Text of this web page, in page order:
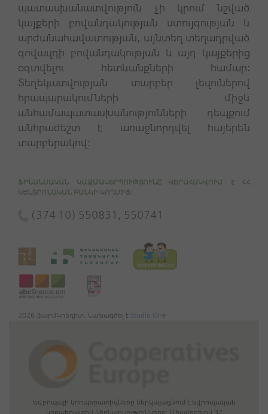
պատասխանատվություն չի կրում նշված
կայքերի բովանդակության ստույգության և
արժանահավատության, այնտեղ տեղադրված
գովազդի բովանդակության և այդ կայքերից
օգտվելու հետևանքների համար:
Տեղեկատվության տարբեր լեզուներով
հրապարակումների միջև
անհամապատասխանությունների դեպքում
անհրաժեշտ է առաջնորդվել հայերեն
տարբերակով:
ՖԻՆԱՆՍԱԿԱՆ ԿԱԶՄԱԿԵՐՊՈՒԹՅՈՒՆԸ ՎԵՐԱՀՍԿՎՈՒՄ Է ՀՀ
ԿԵՆՏՐՈՆԱԿԱՆ ԲԱՆԿԻ ԿՈՂՄԻՑ:
(374 10) 550831, 550741
2026 ՖարմԿրեդիտ. Նախագծել է Studio One
Եվրոպայի կոոպերատիվները ներկայացնում է եվրոպական